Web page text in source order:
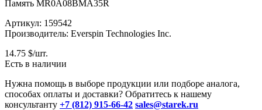
Память MR0A08BMA35R
Артикул: 159542
Производитель: Everspin Technologies Inc.
14.75 $/шт.
Есть в наличии
Нужна помощь в выборе продукции или подборе аналога,
способах оплаты и доставки? Обратитесь к нашему
консультанту +7 (812) 915-66-42 sales@starek.ru